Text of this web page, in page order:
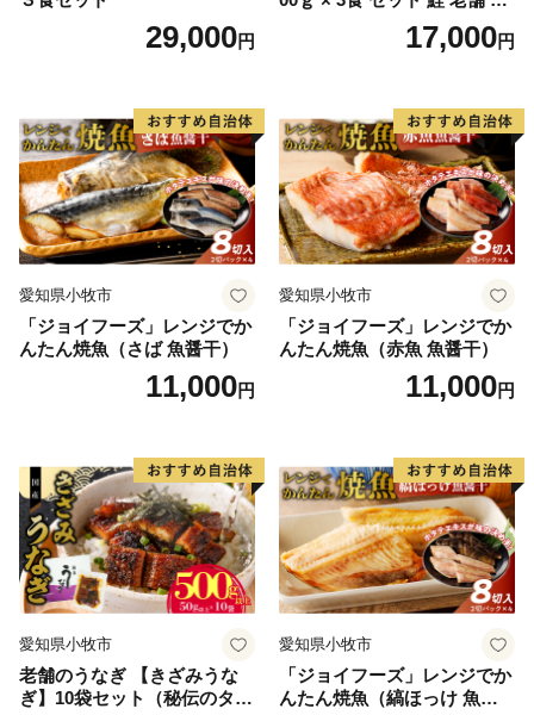
29,000円
速冷凍 レンチン 時短 簡単調
理 食品 加工品 海鮮 手作り
り寄せグルメ 愛知県 小牧市
送料無料
17,000円
愛知県小牧市
「ジョイフーズ」レンジでか
んたん焼魚（さば 魚醤干）
11,000円
愛知県小牧市
「ジョイフーズ」レンジでか
んたん焼魚（赤魚 魚醤干）
11,000円
愛知県小牧市
老舗のうなぎ 【きざみうな
ぎ】10袋セット（秘伝のタレ
愛知県小牧市
「ジョイフーズ」レンジでか
んたん焼魚（縞ほっけ 魚醤